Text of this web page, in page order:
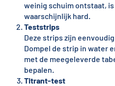
weinig schuim ontstaat,
waarschijnlijk hard.
Teststrips
Deze strips zijn
Dompel de strip in water
met de meegeleverde
bepalen.
Titrant-test